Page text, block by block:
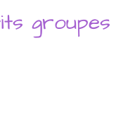
groupes